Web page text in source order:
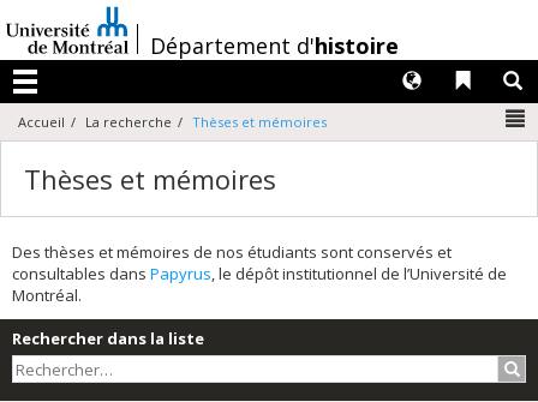
au
contenu
/Département d'histoire
Menu
Liens
Langues
Accueil La recherche Thèses et mémoires
Thèses et mémoires
Des thèses et mémoires de nos étudiants sont conservés et
consultables dans Papyrus, le dépôt institutionnel de l’Université de
Montréal.
Rechercher dans la liste